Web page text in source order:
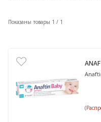
Показаны товары 1 / 1